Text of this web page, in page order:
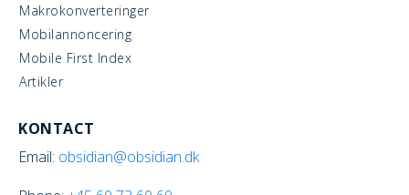
Makrokonverteringer
Mobilannoncering
Mobile First Index
Artikler
KONTACT
Email: obsidian@obsidian.dk